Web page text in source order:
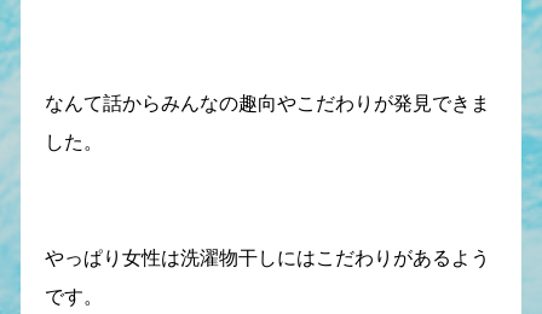
なんて話からみんなの趣向やこだわりが発見できま
した。
やっぱり女性は洗濯物干しにはこだわりがあるよう
です。